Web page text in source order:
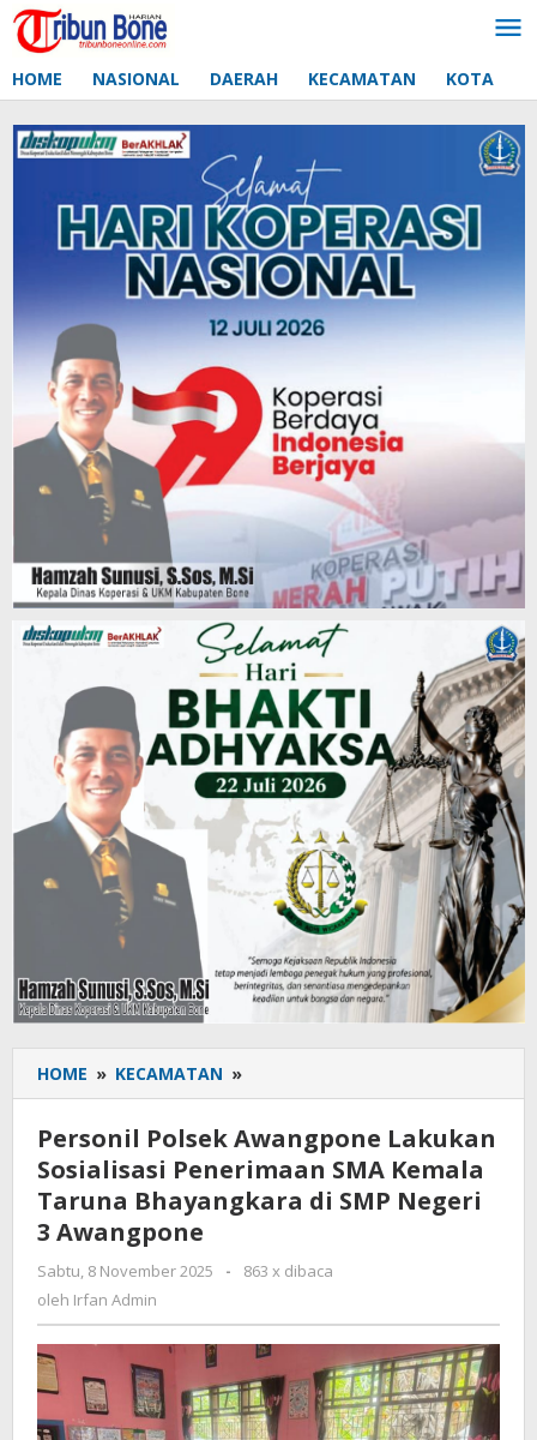
Lewati
ke
HOME NASIONAL DAERAH KECAMATAN KOTA
HOME » KECAMATAN »
Polsek
Lakukan
Sosialisasi
Penerimaan
Taruna
di
SMP
Negeri
3
Awangpone
Personil Polsek Awangpone Lakukan
Sosialisasi Penerimaan SMA Kemala
Taruna Bhayangkara di SMP Negeri
3 Awangpone
Sabtu, 8 November 2025
oleh
-
863 x dibaca
oleh Irfan Admin